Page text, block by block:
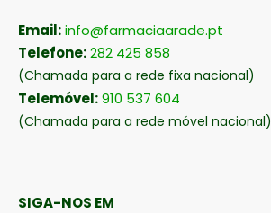
Email:info@farmaciaarade.pt
Telefone:282 425 858
(Chamada para a rede fixa nacional)
Telemóvel:910 537 604
(Chamada para a rede móvel nacional)
SIGA-NOS EM